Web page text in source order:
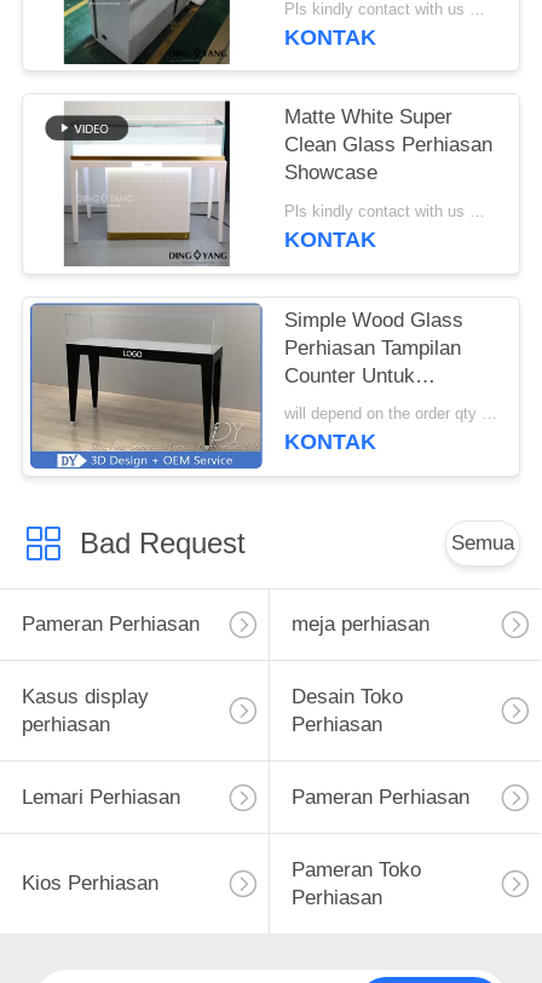
struktur pra-bersatu
Pls kindly contact with us MOQ:1 Toko atau 5 set / Furnitur Toko Perhiasan
KONTAK
Matte White Super
Clean Glass Perhiasan
Showcase
Pls kindly contact with us MOQ:1 Toko atau 5 set / Furnitur Toko Perhiasan
KONTAK
Simple Wood Glass
Perhiasan Tampilan
Counter Untuk
Pameran Dengan Logo
Disesuaikan
will depend on the order qty MOQ:10 pcs / Perhiasan Display Counter
KONTAK
Bad Request Semua
Pameran Perhiasan meja perhiasan
Kasus display
perhiasan
Desain Toko
Perhiasan
Lemari Perhiasan Pameran Perhiasan
Kios Perhiasan
Pameran Toko
Perhiasan